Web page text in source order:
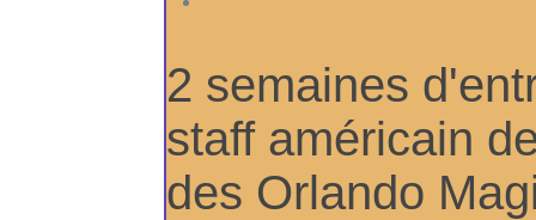
2 semaines
staff américain
des Orlando